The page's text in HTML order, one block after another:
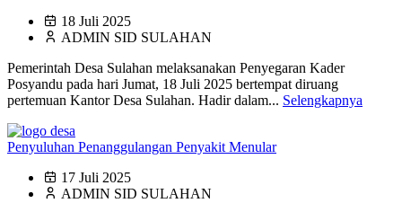
18 Juli 2025
ADMIN SID SULAHAN
Pemerintah Desa Sulahan melaksanakan Penyegaran Kader
Posyandu pada hari Jumat, 18 Juli 2025 bertempat diruang
pertemuan Kantor Desa Sulahan. Hadir dalam... Selengkapnya
Penyuluhan Penanggulangan Penyakit Menular
17 Juli 2025
ADMIN SID SULAHAN